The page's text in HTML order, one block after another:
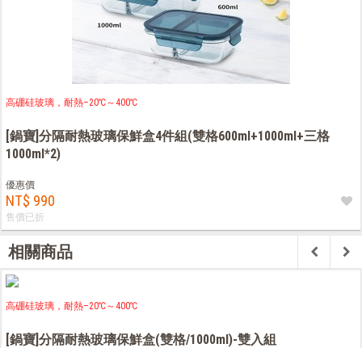
高硼硅玻璃，耐熱–20℃～400℃
[鍋寶]分隔耐熱玻璃保鮮盒4件組(雙格600ml+1000ml+三格
1000ml*2)
優惠價
NT$ 990
售價已折
相關商品
高硼硅玻璃，耐熱–20℃～400℃
[鍋寶]分隔耐熱玻璃保鮮盒(雙格/1000ml)-雙入組